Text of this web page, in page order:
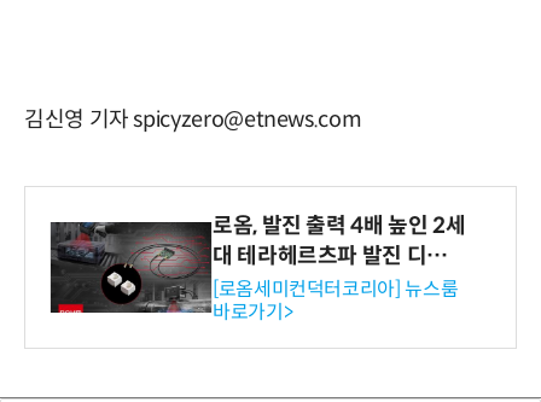
김신영 기자 spicyzero@etnews.com
로옴, 발진 출력 4배 높인 2세
대 테라헤르츠파 발진 디바이
스 개발
[로옴세미컨덕터코리아] 뉴스룸
바로가기>